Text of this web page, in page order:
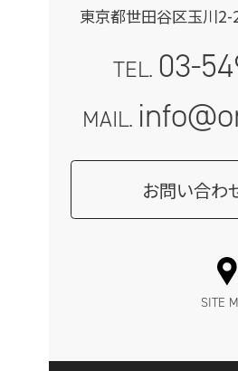
東京都世田谷区玉川
TEL. 03-
MAIL.
お問い合わ
SITE